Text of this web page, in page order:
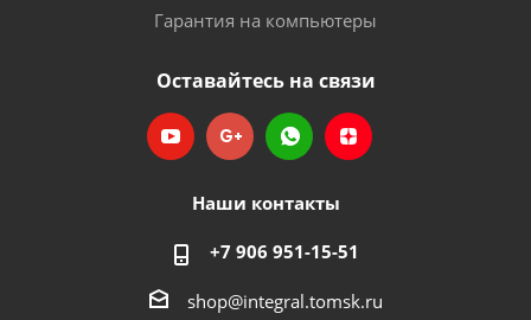
Гарантия на компьютеры
Оставайтесь на связи
Наши контакты
+7 906 951-15-51
shop@integral.tomsk.ru